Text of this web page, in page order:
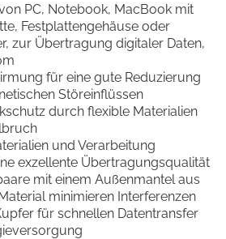
PC, Notebook, MacBook mit
Festplattengehäuse oder
zur Übertragung digitaler Daten,
für eine gute Reduzierung
Störeinflüssen
durch flexible Materialien
und Verarbeitung
exzellente Übertragungsqualität
mit einem Außenmantel aus
minimieren Interferenzen
für schnellen Datentransfer